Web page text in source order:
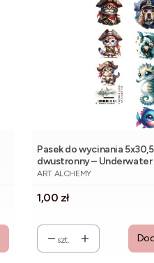
Pasek do wycinania
dwustronny – Underwater
Alchemy of Art
PRODUCENT
ART ALCHEMY
Cena
1,00 zł
szt.